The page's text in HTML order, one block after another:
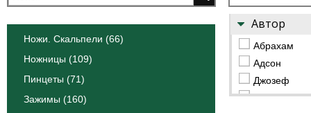
Ножи. Скальпели (66)
Ножницы (109)
Пинцеты (71)
Зажимы (160)
Автор
Абрахам
Адсон
Джозеф
Катлин